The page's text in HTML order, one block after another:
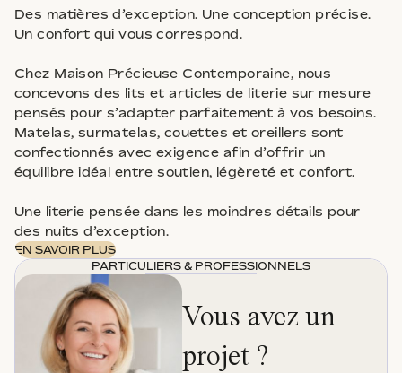
Des matières d’exception. Une conception précise.
Un confort qui vous correspond.
Chez Maison Précieuse Contemporaine, nous
concevons des lits et articles de literie sur mesure
pensés pour s’adapter parfaitement à vos besoins.
Matelas, surmatelas, couettes et oreillers sont
confectionnés avec exigence afin d’offrir un
équilibre idéal entre soutien, légèreté et confort.
Une literie pensée dans les moindres détails pour
des nuits d’exception.
EN SAVOIR PLUS
PARTICULIERS & PROFESSIONNELS
Vous avez un
projet ?